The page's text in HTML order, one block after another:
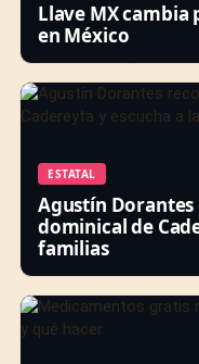
Llave MX
en México
ESTATAL
Agustín
dominical de
familias